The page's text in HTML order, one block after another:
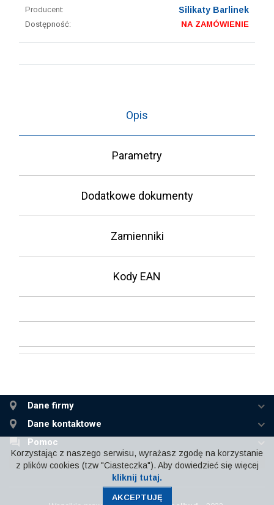
Producent:
Silikaty Barlinek
Dostępność: NA ZAMÓWIENIE
Opis
Parametry
Dodatkowe dokumenty
Zamienniki
Kody EAN
Dane firmy
Dane kontaktowe
Pomoc
Korzystając z naszego serwisu, wyrażasz zgodę na korzystanie
z plików cookies (tzw "Ciasteczka"). Aby dowiedzieć się więcej
kliknij tutaj.
AKCEPTUJĘ